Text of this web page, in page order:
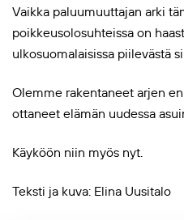
Vaikka paluumuuttajan arki
poikkeusolosuhteissa on
ulkosuomalaisissa piilevästä
Olemme rakentaneet arjen
ottaneet elämän uudessa
Käyköön niin myös nyt.
Teksti ja kuva: Elina Uusitalo